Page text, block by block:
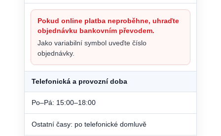
Pokud online platba neproběhne, uhraďte
objednávku bankovním převodem.
Jako variabilní symbol uveďte číslo
objednávky.
Telefonická a provozní doba
Po–Pá: 15:00–18:00
Ostatní časy: po telefonické domluvě